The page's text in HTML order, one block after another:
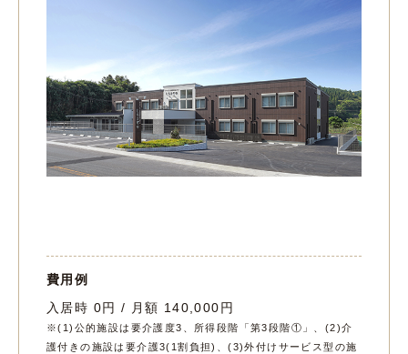
費用例
入居時 0円 / 月額 140,000円
※(1)公的施設は要介護度3、所得段階「第3段階①」、(2)介
護付きの施設は要介護3(1割負担)、(3)外付けサービス型の施